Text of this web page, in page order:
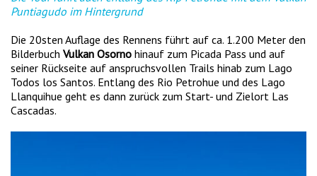
Puntiagudo im Hintergrund
Die 20sten Auflage des Rennens führt auf ca. 1.200 Meter den
Bilderbuch Vulkan Osorno hinauf zum Picada Pass und auf
seiner Rückseite auf anspruchsvollen Trails hinab zum Lago
Todos los Santos. Entlang des Rio Petrohue und des Lago
Llanquihue geht es dann zurück zum Start- und Zielort Las
Cascadas.